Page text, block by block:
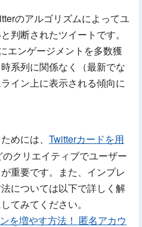
のアルゴリズムによってユ
判断されたツイートです。
エンゲージメントを多数獲
系列に関係なく（最新でな
イン上に表示される傾向に
めには、 Twitterカードを用
クリエイティブでユーザー
重要です。また、インプレ
については以下で詳しく解
てみてください。
を増やす方法！ 匿名アカウ